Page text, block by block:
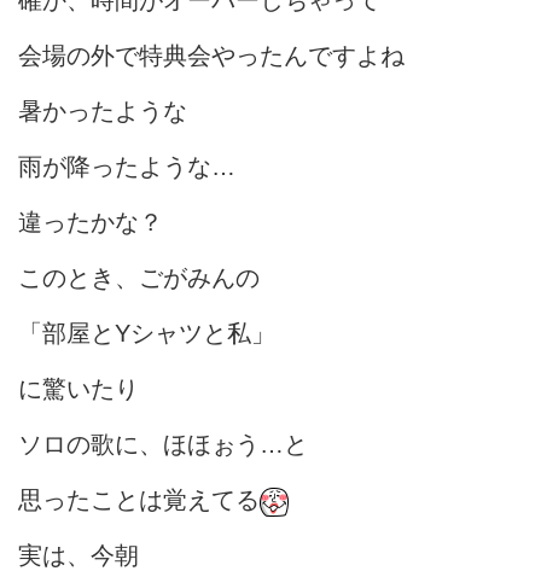
会場の外で特典会やったんですよね
暑かったような
雨が降ったような…
違ったかな？
このとき、ごがみんの
「部屋とYシャツと私」
に驚いたり
ソロの歌に、ほほぉう…と
思ったことは覚えてる
実は、今朝